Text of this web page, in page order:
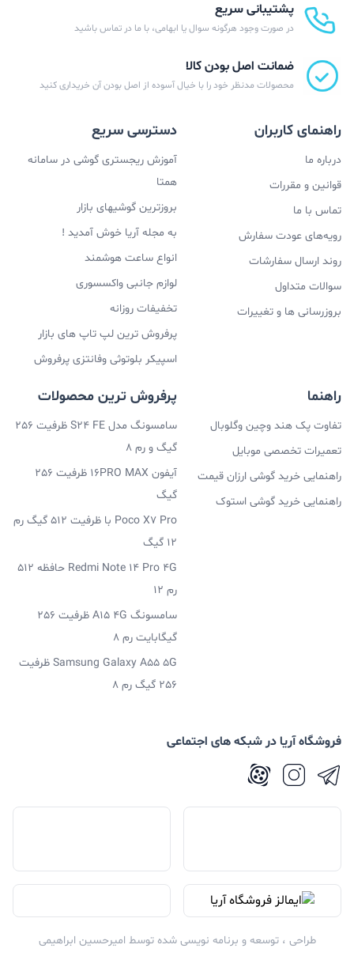
پشتیبانی سریع
در صورت وجود هرگونه سوال یا ابهامی، با ما در تماس باشید
ضمانت اصل بودن کالا
محصولات مدنظر خود را با خیال آسوده از اصل بودن آن خریداری کنید
راهنمای کاربران
درباره ما
قوانین و مقررات
تماس با ما
رویه‌های عودت سفارش
روند ارسال سفارشات
سوالات متداول
بروزرسانی ها و تغییرات
دسترسی سریع
آموزش ریجستری گوشی در سامانه
همتا
بروزترین گوشیهای بازار
به مجله آریا خوش آمدید !
انواع ساعت هوشمند
لوازم جانبی واکسسوری
تخفیفات روزانه
پرفروش ترین لپ تاپ های بازار
اسپیکر بلوتوثی وفانتزی پرفروش
راهنما
تفاوت پک هند وچین وگلوبال
تعمیرات تخصصی موبایل
راهنمایی خرید گوشی ارزان قیمت
راهنمایی خرید گوشی استوک
پرفروش ترین محصولات
سامسونگ مدل S24 FE ظرفیت 256
گیگ و رم 8
آیفون 16PRO MAX ظرفیت 256
گیگ
Poco X7 Pro با ظرفیت 512 گیگ رم
12 گیگ
Redmi Note 14 Pro 4G حافظه 512
رم 12
سامسونگ A15 4G ظرفیت 256
گیگابایت رم 8
Samsung Galaxy A55 5G ظرفیت
256 گیگ رم 8
فروشگاه آریا در شبکه های اجتماعی